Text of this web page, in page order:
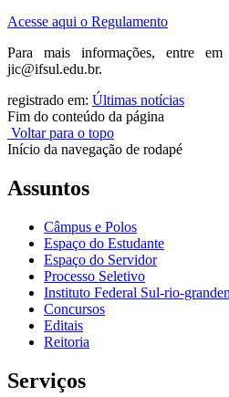
Acesse aqui o Regulamento
Para mais informações, entre
jic@ifsul.edu.br.
registrado em: Últimas notícias
Fim do conteúdo da página
Voltar para o topo
Início da navegação de rodapé
Assuntos
Câmpus e Polos
Espaço do Estudante
Espaço do Servidor
Processo Seletivo
Instituto Federal Sul-rio-
Concursos
Editais
Reitoria
Serviços